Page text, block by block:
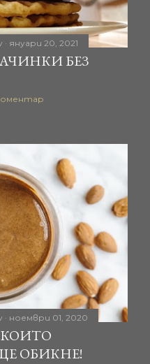
януари 20, 2021
БЕЗ
ноември 01, 2020
ОБИКНЕ!